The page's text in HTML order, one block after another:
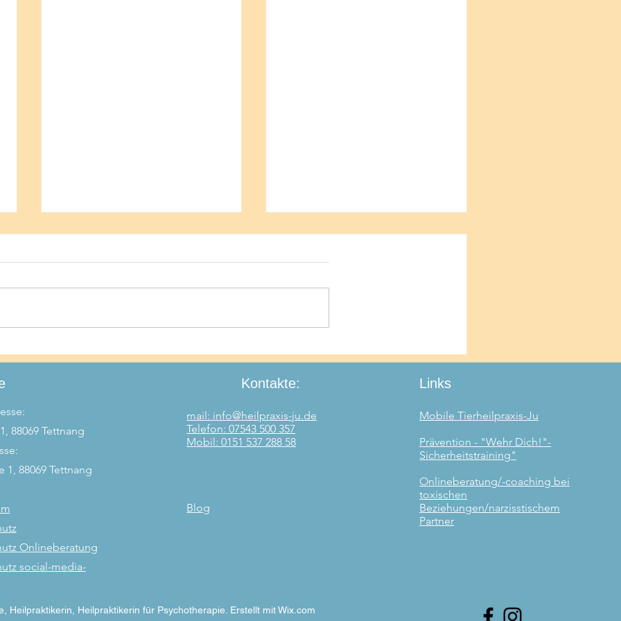
unsichtbare Belastung
verkauft wird
88069 Tettnang
1, 88069 Tettnang
Onlineberatung
social-media-
Kontakte:
mail: info@heilpraxis-ju.de
Telefon: 07543 500 357
Mobil: 0151 537 288 58
Blog
Links
Mobile Tierheilpraxis-Ju
Prävention - "Wehr Dich!"-
Sicherheitstraining"
Onlineberatung/-coaching bei
toxischen
Beziehungen/narzisstischem
Partner
Heilpraktikerin, Heilpraktikerin für Psychotherapie. Erstellt mit Wix.com